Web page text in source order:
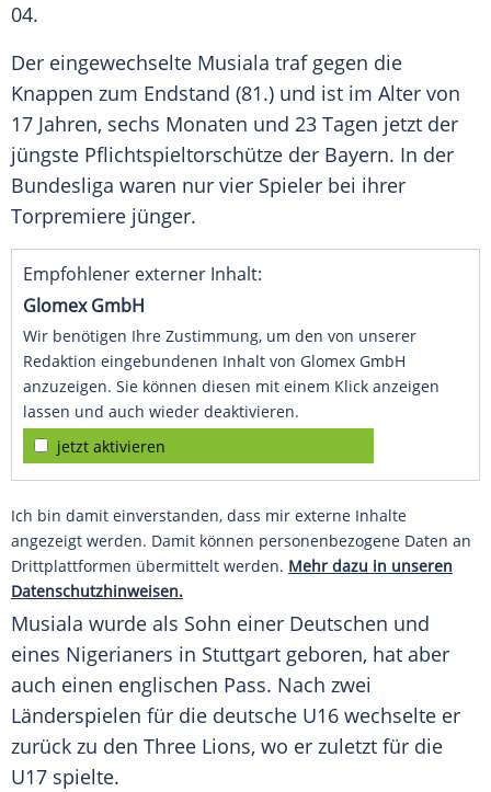
04.
Der eingewechselte Musiala traf gegen die
Knappen zum Endstand (81.) und ist im Alter von
17 Jahren, sechs Monaten und 23 Tagen jetzt der
jüngste Pflichtspieltorschütze der Bayern. In der
Bundesliga waren nur vier Spieler bei ihrer
Torpremiere jünger.
Empfohlener externer Inhalt:
Glomex GmbH
Wir benötigen Ihre Zustimmung, um den von unserer
Redaktion eingebundenen Inhalt von Glomex GmbH
anzuzeigen. Sie können diesen mit einem Klick anzeigen
lassen und auch wieder deaktivieren.
jetzt aktivieren
Ich bin damit einverstanden, dass mir externe Inhalte
angezeigt werden. Damit können personenbezogene Daten an
Drittplattformen übermittelt werden. Mehr dazu in unseren
Datenschutzhinweisen.
Musiala wurde als Sohn einer Deutschen und
eines Nigerianers in Stuttgart geboren, hat aber
auch einen englischen Pass. Nach zwei
Länderspielen für die deutsche U16 wechselte er
zurück zu den Three Lions, wo er zuletzt für die
U17 spielte.